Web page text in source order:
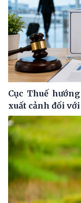
Cục Thuế
xuất cảnh đối